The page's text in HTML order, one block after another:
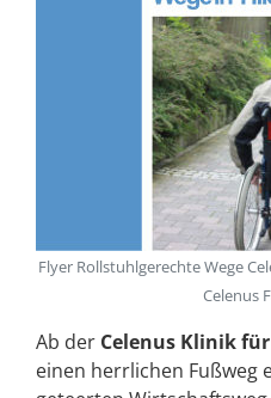
Ab der Celenus Klinik
einen herrlichen Fußweg
Flyer Rollstuhlgerechte Wege
Celenus